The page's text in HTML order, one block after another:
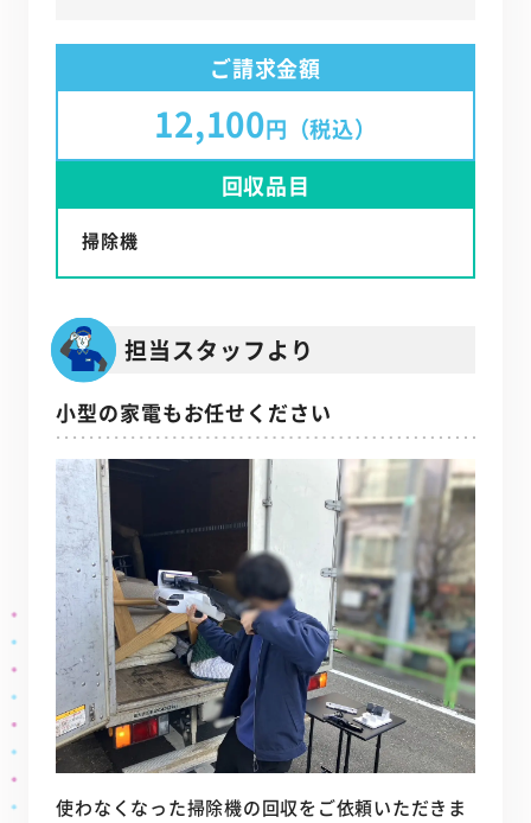
ご請求金額
12,100円（税込）
回収品目
掃除機
担当スタッフより
小型の家電もお任せください
使わなくなった掃除機の回収をご依頼いただきま